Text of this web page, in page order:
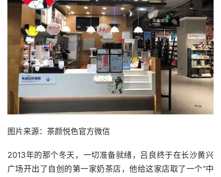
图片来源：茶颜悦色官方微信
2013年的那个冬天，一切准备就绪，吕良终于在长沙黄兴
广场开出了自创的第一家奶茶店，他给这家店取了一个“中